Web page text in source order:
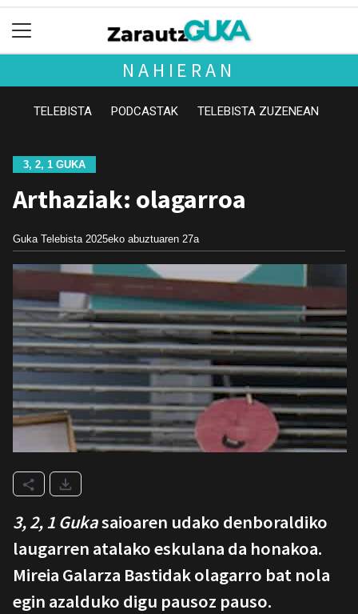
NAHIERAN
TELEBISTA PODCASTAK TELEBISTA ZUZENEAN
3, 2, 1 GUKA
Arthaziak: olagarroa
Guka Telebista 2025eko abuztuaren 27a
3, 2, 1 Gukasaioaren udako denboraldiko
laugarren atalako eskulana da honakoa.
Mireia Galarza Bastidak olagarro bat nola
egin azalduko digu pausoz pauso.